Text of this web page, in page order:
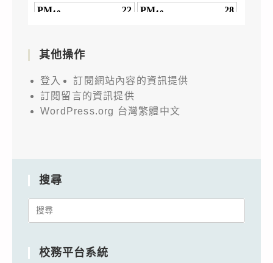
其他操作
登入
訂閱網站內容的資訊提供
訂閱留言的資訊提供
WordPress.org 台灣繁體中文
搜尋
Search
校務平台系統